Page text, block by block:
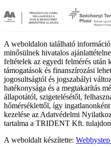
A weboldalon található
minősülnek hivatalos
feltételek az egyedi felmérés után
támogatások és finanszírozási
jogosultságtól és jogszabályi
hatékonysága és a megtakarítás
állapotától, szigetelésétől,
hőmérséklettől, így
kezelése az Adatvédelmi
tartalma a TRIDENT Kft.
A weboldalt készítette: